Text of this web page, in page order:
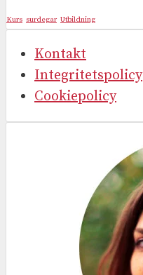
Kurs surdegar Utbildning
Kontakt
Integritetspolicy
Cookiepolicy